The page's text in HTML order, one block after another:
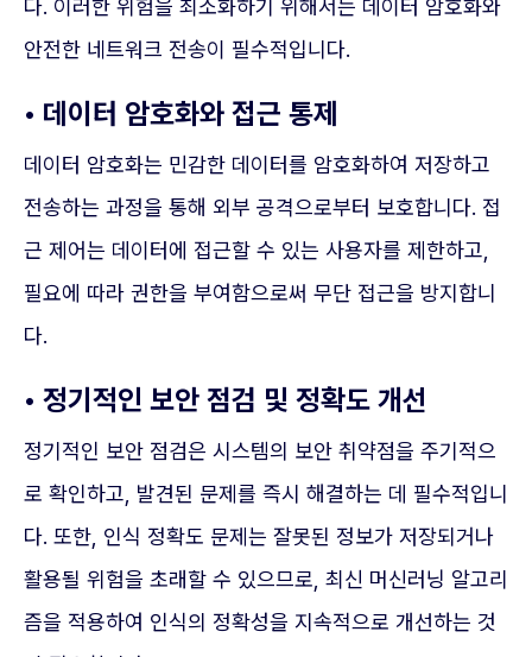
다. 이러한 위험을 최소화하기 위해서는 데이터 암호화와
안전한 네트워크 전송이 필수적입니다.
• 데이터 암호화와 접근 통제
데이터 암호화는 민감한 데이터를 암호화하여 저장하고
전송하는 과정을 통해 외부 공격으로부터 보호합니다. 접
근 제어는 데이터에 접근할 수 있는 사용자를 제한하고,
필요에 따라 권한을 부여함으로써 무단 접근을 방지합니
다.
• 정기적인 보안 점검 및 정확도 개선
정기적인 보안 점검은 시스템의 보안 취약점을 주기적으
로 확인하고, 발견된 문제를 즉시 해결하는 데 필수적입니
다. 또한, 인식 정확도 문제는 잘못된 정보가 저장되거나
활용될 위험을 초래할 수 있으므로, 최신 머신러닝 알고리
즘을 적용하여 인식의 정확성을 지속적으로 개선하는 것